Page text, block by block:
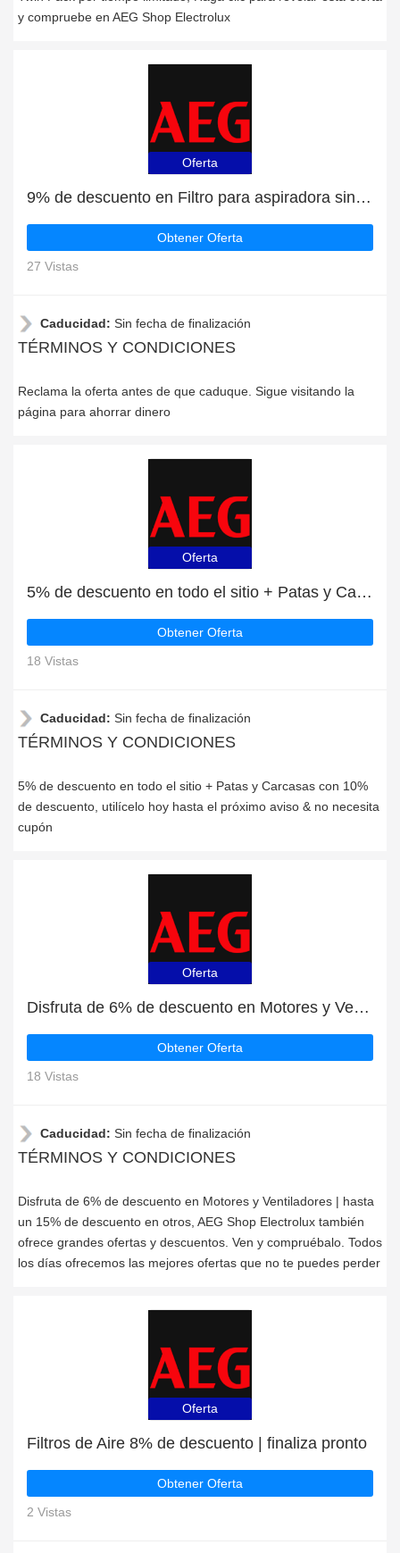
y compruebe en AEG Shop Electrolux
Oferta
9% de descuento en Filtro para aspiradora sin cable Ergorapido/CX7 + regalo gratis | caduca pronto
Obtener Oferta
27 Vistas
Caducidad: Sin fecha de finalización
TÉRMINOS Y CONDICIONES
Reclama la oferta antes de que caduque. Sigue visitando la
página para ahorrar dinero
Oferta
5% de descuento en todo el sitio + Patas y Carcasas con 10% de descuento
Obtener Oferta
18 Vistas
Caducidad: Sin fecha de finalización
TÉRMINOS Y CONDICIONES
5% de descuento en todo el sitio + Patas y Carcasas con 10%
de descuento, utilícelo hoy hasta el próximo aviso & no necesita
cupón
Oferta
Disfruta de 6% de descuento en Motores y Ventiladores | hasta un 15% de descuento en otros
Obtener Oferta
18 Vistas
Caducidad: Sin fecha de finalización
TÉRMINOS Y CONDICIONES
Disfruta de 6% de descuento en Motores y Ventiladores | hasta
un 15% de descuento en otros, AEG Shop Electrolux también
ofrece grandes ofertas y descuentos. Ven y compruébalo. Todos
los días ofrecemos las mejores ofertas que no te puedes perder
Oferta
Filtros de Aire 8% de descuento | finaliza pronto
Obtener Oferta
2 Vistas